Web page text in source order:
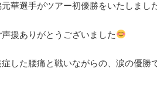
華選手がツアー初優勝をいたしまし
援ありがとうございました
した腰痛と戦いながらの、涙の優勝